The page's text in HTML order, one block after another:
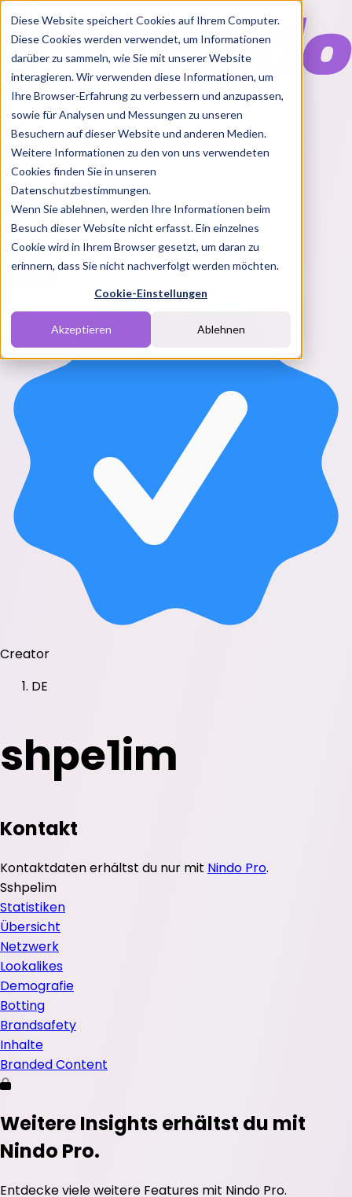
Diese Website speichert Cookies auf Ihrem Computer.
Diese Cookies werden verwendet, um Informationen
darüber zu sammeln, wie Sie mit unserer Website
interagieren. Wir verwenden diese Informationen, um
Ihre Browser-Erfahrung zu verbessern und anzupassen,
sowie für Analysen und Messungen zu unseren
Besuchern auf dieser Website und anderen Medien.
Weitere Informationen zu den von uns verwendeten
Cookies finden Sie in unseren
Datenschutzbestimmungen.
Wenn Sie ablehnen, werden Ihre Informationen beim
Besuch dieser Website nicht erfasst. Ein einzelnes
Cookie wird in Ihrem Browser gesetzt, um daran zu
erinnern, dass Sie nicht nachverfolgt werden möchten.
Cookie-Einstellungen
Akzeptieren Ablehnen
Features
Solutions
BlogChartsRabatt CodesPakete
Login
Creator
DE
shpe1im
Kontakt
Kontaktdaten erhältst du nur mit Nindo Pro.
Sshpe1im
Statistiken
Übersicht
Netzwerk
Lookalikes
Demografie
Botting
Brandsafety
Inhalte
Branded Content
Weitere Insights erhältst du mit
Nindo Pro.
Entdecke viele weitere Features mit Nindo Pro.